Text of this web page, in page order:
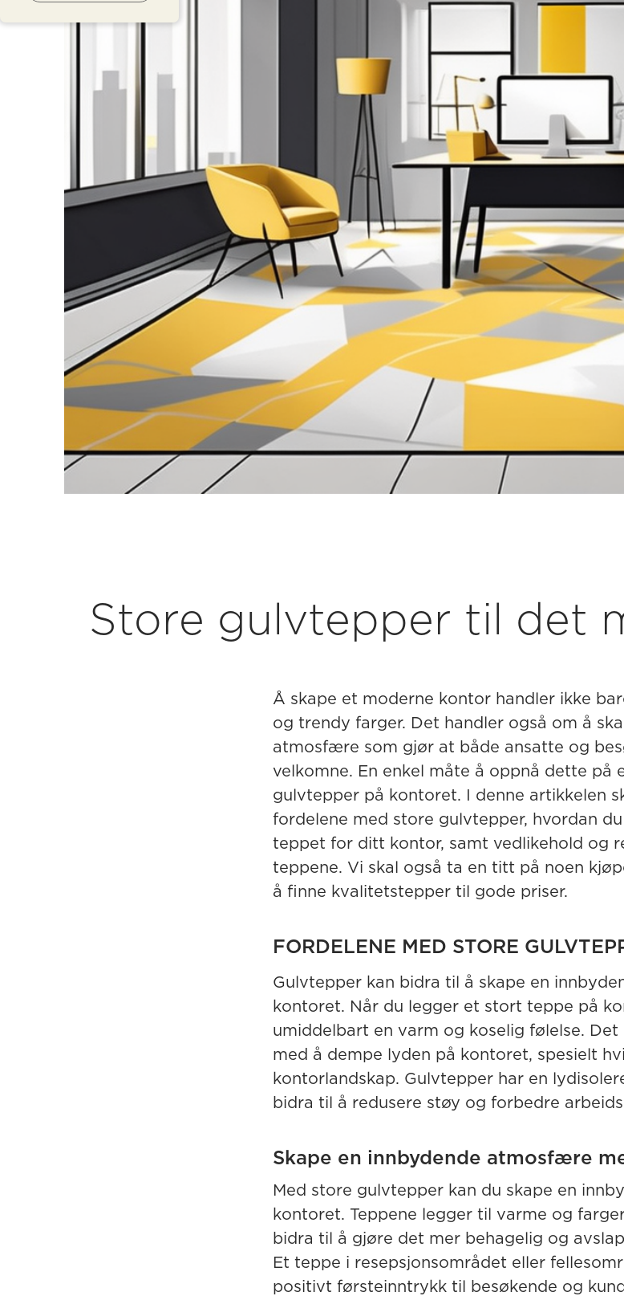
Store gulvtepper til det
Å skape et moderne kontor handler ikke
og trendy farger. Det handler også om å
atmosfære som gjør at både ansatte og
velkomne. En enkel måte å oppnå dette på
gulvtepper på kontoret. I denne artikkelen
fordelene med store gulvtepper, hvordan
teppet for ditt kontor, samt vedlikehold og
teppene. Vi skal også ta en titt på noen
å finne kvalitetstepper til gode priser.
FORDELENE MED STORE
Gulvtepper kan bidra til å skape en
kontoret. Når du legger et stort teppe på
umiddelbart en varm og koselig følelse. Det
med å dempe lyden på kontoret, spesielt
kontorlandskap. Gulvtepper har en
bidra til å redusere støy og forbedre
Skape en innbydende atmosfære
Med store gulvtepper kan du skape en
kontoret. Teppene legger til varme og
bidra til å gjøre det mer behagelig og
Et teppe i resepsjonsområdet eller
positivt førsteinntrykk til besøkende og